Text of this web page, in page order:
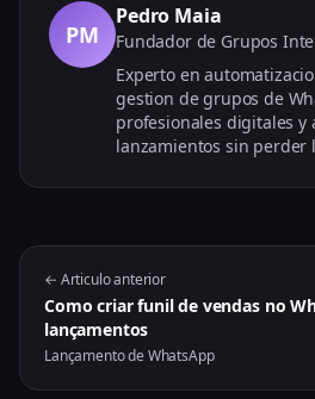
PM
Pedro Maia
Fundador de Grupos
Experto en
gestion de grupos de
profesionales digitales y
lanzamientos sin perder
← Articulo anterior
Como criar funil de vendas no
lançamentos
Lançamento de WhatsApp